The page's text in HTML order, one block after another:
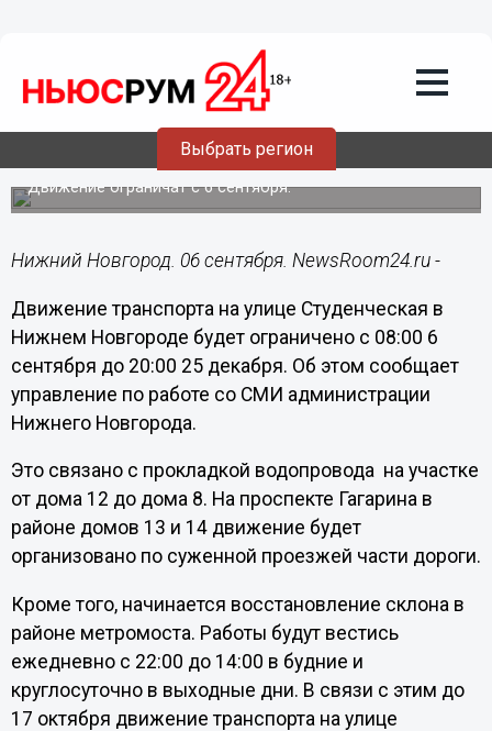
Выбрать регион
Движение транспорта ограничат на
нескольких улицах в Нижнем
Движение ограничат с 6 сентября.
Нижний Новгород. 06 сентября. NewsRoom24.ru -
Движение транспорта на улице Студенческая в
Нижнем Новгороде будет ограничено с 08:00 6
сентября до 20:00 25 декабря. Об этом сообщает
управление по работе со СМИ администрации
Нижнего Новгорода.
Это связано с прокладкой водопровода на участке
от дома 12 до дома 8. На проспекте Гагарина в
районе домов 13 и 14 движение будет
организовано по суженной проезжей части дороги.
Кроме того, начинается восстановление склона в
районе метромоста. Работы будут вестись
ежедневно с 22:00 до 14:00 в будние и
круглосуточно в выходные дни. В связи с этим до
17 октября движение транспорта на улице